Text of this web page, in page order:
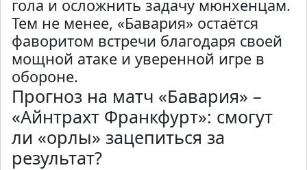
гола и осложнить задачу мюнхенцам.
Тем не менее, «Бавария» остаётся
фаворитом встречи благодаря своей
мощной атаке и уверенной игре в
обороне.
Прогноз на матч «Бавария» –
«Айнтрахт Франкфурт»: смогут
ли «орлы» зацепиться за
результат?